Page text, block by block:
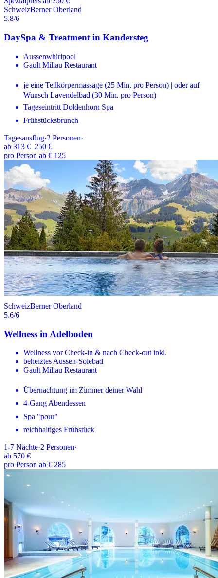
SchweizBerner Oberland
5.8/6
DaySpa & Treatment in Kandersteg
Aussenwhirlpool
Gault Millau Restaurant
je eine Teilkörpermassage (25 Min. pro Person) | oder auf
Wunsch Lavendelbad (30 Min. pro Person)
Tageseintritt Doldenhorn Spa
Frühstücksbrunch
Tagesausflug·2 Personen·
ab 313 € 250 €
pro Person ab € 125
SchweizBerner Oberland
5.6/6
Wellness in Adelboden
Wellness vor Check-in & nach Check-out inkl.
beheiztes Aussen-Solebad
Gault Millau Restaurant
Übernachtung im Zimmer deiner Wahl
4-Gang Abendessen
Spa "pour"
reichhaltiges Frühstück
1-7 Nächte·2 Personen·
ab 570 €
pro Person ab € 285